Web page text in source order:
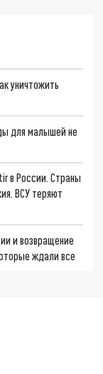
уничтожить
для малышей не
в России. Страны
ВСУ теряют
и возвращение
ждали все